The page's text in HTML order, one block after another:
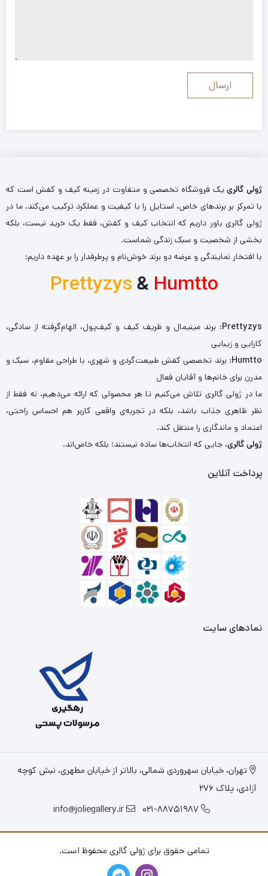
ژولی گالرییک فروشگاه تخصصی و متفاوت در زمینه کیف و کفش است که
با تمرکز بر برندهای خاص، استایل را با کیفیت و عملکرد ترکیب می‌کند. ما در
ژولی گالری باور داریم که انتخاب کیف و کفش، فقط یک خرید نیست، بلکه
بخشی از شخصیت و سبک زندگی شماست.
با افتخار نمایندگی و عرضه دو برند خوش‌نام و پرطرفدار را بر عهده داریم:
Prettyzys& Humtto
Prettyzys: برند مینیمال و ظریف کیف و کیف‌پول، الهام‌گرفته از سادگی،
کارایی و زیبایی
Humtto: برند تخصصی کفش طبیعت‌گردی و شهری، با طراحی مقاوم، سبک و
مدرن برای خانم‌ها و آقایان فعال
ما در ژولی گالری تلاش می‌کنیم تا هر محصولی که ارائه می‌دهیم، نه فقط از
نظر ظاهری جذاب باشد، بلکه در تجربه‌ی واقعی کاربر هم احساس راحتی،
اعتماد و ماندگاری را منتقل کند.
ژولی گالری، جایی که انتخاب‌ها ساده نیستند؛ بلکه خاص‌اند.
پرداخت آنلاین
نمادهای سایت
تهران، خیابان سهروردی شمالی، بالاتر از خیابان مطهری، نبش کوچه
آزادی، پلاک 276
021-88751987
info@joliegallery.ir
تمامی حقوق برای ژولی گالری محفوظ است.